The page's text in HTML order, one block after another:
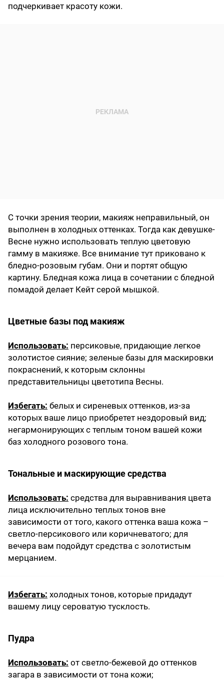
подчеркивает красоту кожи.
С точки зрения теории, макияж неправильный, он
выполнен в холодных оттенках. Тогда как девушке-
Весне нужно использовать теплую цветовую
гамму в макияже. Все внимание тут приковано к
бледно-розовым губам. Они и портят общую
картину. Бледная кожа лица в сочетании с бледной
помадой делает Кейт серой мышкой.
Цветные базы под макияж
Использовать: персиковые, придающие легкое
золотистое сияние; зеленые базы для маскировки
покраснений, к которым склонны
представительницы цветотипа Весны.
Избегать: белых и сиреневых оттенков, из-за
которых ваше лицо приобретет нездоровый вид;
негармонирующих с теплым тоном вашей кожи
баз холодного розового тона.
Тональные и маскирующие средства
Использовать: средства для выравнивания цвета
лица исключительно теплых тонов вне
зависимости от того, какого оттенка ваша кожа –
светло-персикового или коричневатого; для
вечера вам подойдут средства с золотистым
мерцанием.
Избегать: холодных тонов, которые придадут
вашему лицу сероватую тусклость.
Пудра
Использовать: от светло-бежевой до оттенков
загара в зависимости от тона кожи;